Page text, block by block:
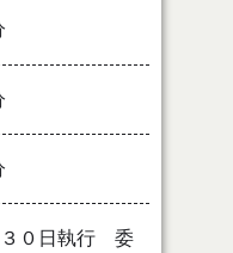
３０日執行 委